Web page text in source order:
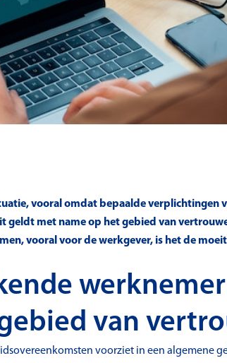
vooral omdat bepaalde verplichtingen
geldt met name op het gebied van
vooral voor de werkgever, is het de
van
voorziet in een algemene